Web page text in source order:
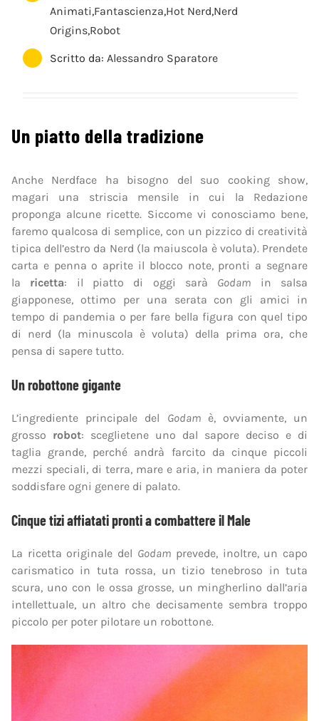
Animati,Fantascienza,Hot Nerd,Nerd
Origins,Robot
Scritto da: Alessandro Sparatore
Un piatto della tradizione
Anche Nerdface ha bisogno del suo cooking show,
magari una striscia mensile in cui la Redazione
proponga alcune ricette. Siccome vi conosciamo bene,
faremo qualcosa di semplice, con un pizzico di creatività
tipica dell’estro da Nerd (la maiuscola è voluta). Prendete
carta e penna o aprite il blocco note, pronti a segnare
la ricetta: il piatto di oggi sarà Godam in salsa
giapponese, ottimo per una serata con gli amici in
tempo di pandemia o per fare bella figura con quel tipo
di nerd (la minuscola è voluta) della prima ora, che
pensa di sapere tutto.
Un robottone gigante
L’ingrediente principale del Godamè, ovviamente, un
grosso robot: sceglietene uno dal sapore deciso e di
taglia grande, perché andrà farcito da cinque piccoli
mezzi speciali, di terra, mare e aria, in maniera da poter
soddisfare ogni genere di palato.
Cinque tizi affiatati pronti a combattere il Male
La ricetta originale del Godam prevede, inoltre, un capo
carismatico in tuta rossa, un tizio tenebroso in tuta
scura, uno con le ossa grosse, un mingherlino dall’aria
intellettuale, un altro che decisamente sembra troppo
piccolo per poter pilotare un robottone.